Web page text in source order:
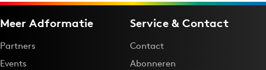
Meer Adformatie
Partners
Events
Service & Contact
Contact
Abonneren